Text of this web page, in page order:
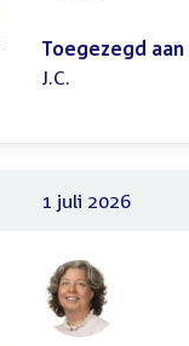
Toegezegd aan
J.C.
1 juli 2026